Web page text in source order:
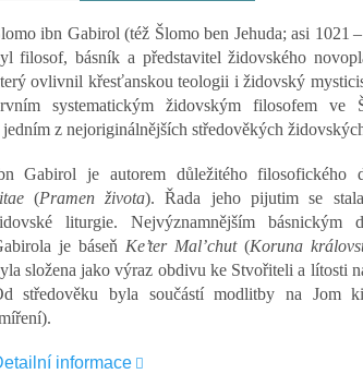
ibn Gabirol (též Šlomo ben Jehuda; asi 1021
filosof, básník a představitel židovského
ovlivnil křesťanskou teologii i židovský
systematickým židovským filosofem ve
jedním z nejoriginálnějších středověkých
Gabirol je autorem důležitého filosofického
(Pramen života). Řada jeho pijutim se
liturgie. Nejvýznamnějším básnickým
je báseň Ke’ter Mal’chut (Koruna
složena jako výraz obdivu ke Stvořiteli a lítosti
středověku byla součástí modlitby na Jom
informace